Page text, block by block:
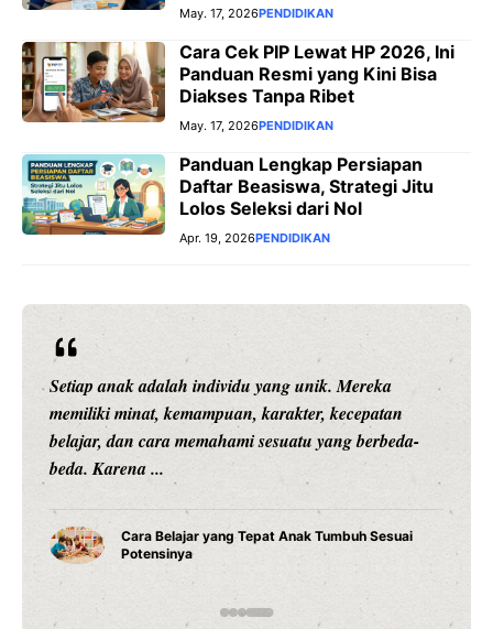
May. 17, 2026PENDIDIKAN
Cara Cek PIP Lewat HP 2026, Ini
Panduan Resmi yang Kini Bisa
Diakses Tanpa Ribet
May. 17, 2026PENDIDIKAN
Panduan Lengkap Persiapan
Daftar Beasiswa, Strategi Jitu
Lolos Seleksi dari Nol
Apr. 19, 2026PENDIDIKAN
Rekor Pertemuan Indonesia vs Singapura:
Lebih Unggul, tetapi The Lions Tak Pernah
Dikalahkan JAKARTA – Pertandingan
...
Rekor Indonesia vs Singapura: Garuda
Dominan Jelang ASEAN Hyundai Cup 2026